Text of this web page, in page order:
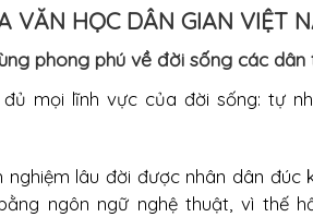
VĂN HỌC DÂN GIAN VIỆT
phong phú về đời sống các dân
mọi lĩnh vực của đời sống: tự
lâu đời được nhân dân đúc
ngôn ngữ nghệ thuật, vì thế